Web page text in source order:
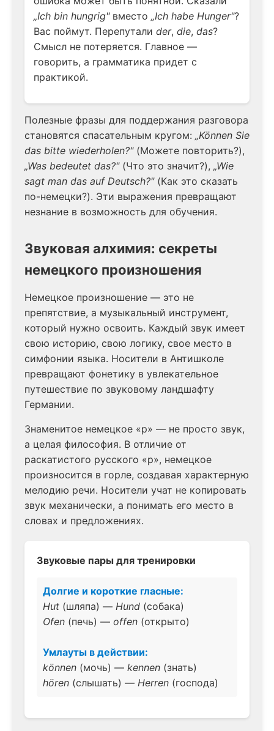
„Ich bin hungrig"вместо „Ich habe Hunger"?
Вас поймут. Перепутали der, die, das?
Смысл не потеряется. Главное —
говорить, а грамматика придет с
практикой.
Полезные фразы для поддержания разговора
становятся спасательным кругом: „Können Sie
das bitte wiederholen?"(Можете повторить?),
„Was bedeutet das?"(Что это значит?), „Wie
sagt man das auf Deutsch?"(Как это сказать
по-немецки?). Эти выражения превращают
незнание в возможность для обучения.
Звуковая алхимия: секреты
немецкого произношения
Немецкое произношение — это не
препятствие, а музыкальный инструмент,
который нужно освоить. Каждый звук имеет
свою историю, свою логику, свое место в
симфонии языка. Носители в Антишколе
превращают фонетику в увлекательное
путешествие по звуковому ландшафту
Германии.
Знаменитое немецкое «р» — не просто звук,
а целая философия. В отличие от
раскатистого русского «р», немецкое
произносится в горле, создавая характерную
мелодию речи. Носители учат не копировать
звук механически, а понимать его место в
словах и предложениях.
Звуковые пары для тренировки
Долгие и короткие гласные:
Hut (шляпа) — Hund (собака)
Ofen (печь) — offen (открыто)
Умлауты в действии:
können (мочь) — kennen (знать)
hören (слышать) — Herren (господа)